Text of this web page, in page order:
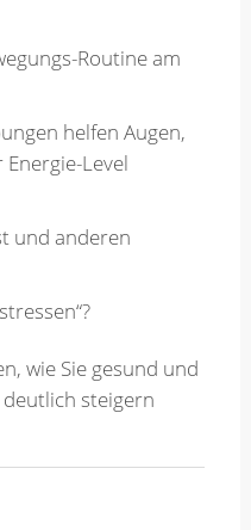
Routine am
helfen Augen,
Level
und anderen
wie Sie gesund und
steigern